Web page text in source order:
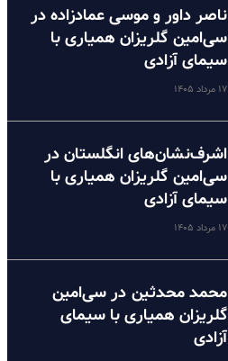
ناصر داور و موسی عمادزاده در
سی‌امین گلریزان همیاری با
سیمای آزادی
۱۷ مرداد ۱۴۰۵
اشرف‌نشان‌های انگلستان در
سی‌امین گلریزان همیاری با
سیمای آزادی
۱۷ مرداد ۱۴۰۵
محمد محدثین در سی‌امین
گلریزان همیاری با سیمای
آزادی